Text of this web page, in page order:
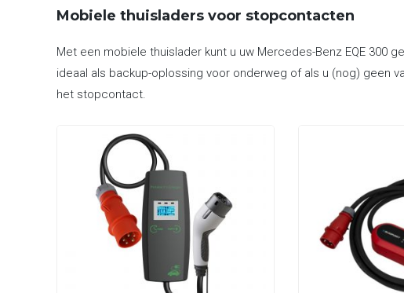
Mobiele thuisladers voor stopcontacten
Met een mobiele thuislader kunt u uw Mercedes-Benz EQE 300
ideaal als backup-oplossing voor onderweg of als u (nog) geen
het stopcontact.